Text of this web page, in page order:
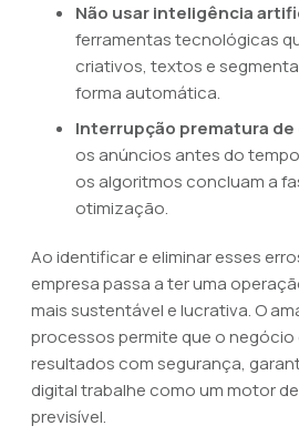
Não usar inteligência
ferramentas tecnológicas
criativos, textos e
forma automática.
Interrupção prematura de
os anúncios antes do
os algoritmos concluam a
otimização.
Ao identificar e eliminar esses
empresa passa a ter uma
mais sustentável e lucrativa. O
processos permite que o negócio
resultados com segurança,
digital trabalhe como um motor
previsível.